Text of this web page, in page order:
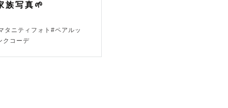
族写真🌱
タニティフォト#ペアルッ
クコーデ